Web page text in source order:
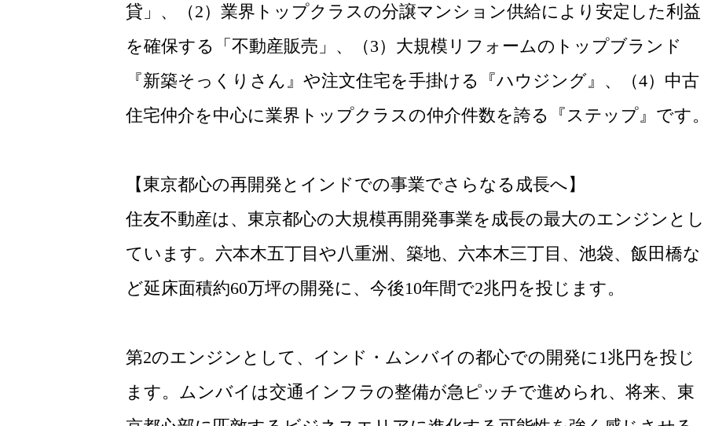
貸」、（2）業界トップクラスの分譲マンション供給により安定した利益
を確保する「不動産販売」、（3）大規模リフォームのトップブランド
『新築そっくりさん』や注文住宅を手掛ける『ハウジング』、（4）中古
住宅仲介を中心に業界トップクラスの仲介件数を誇る『ステップ』です。
【東京都心の再開発とインドでの事業でさらなる成長へ】
住友不動産は、東京都心の大規模再開発事業を成長の最大のエンジンとし
ています。六本木五丁目や八重洲、築地、六本木三丁目、池袋、飯田橋な
ど延床面積約60万坪の開発に、今後10年間で2兆円を投じます。
第2のエンジンとして、インド・ムンバイの都心での開発に1兆円を投じ
ます。ムンバイは交通インフラの整備が急ピッチで進められ、将来、東